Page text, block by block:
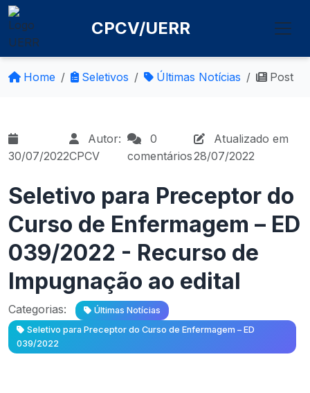
CPCV/UERR
Home Seletivos Últimas Notícias Post
30/07/2022
Autor:
CPCV
0
comentários
Atualizado em
28/07/2022
Seletivo para Preceptor do
Curso de Enfermagem – ED
039/2022 - Recurso de
Impugnação ao edital
Categorias:
Últimas Notícias
Seletivo para Preceptor do Curso de Enfermagem – ED
039/2022